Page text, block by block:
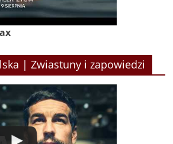
| Zwiastuny i zapowiedzi